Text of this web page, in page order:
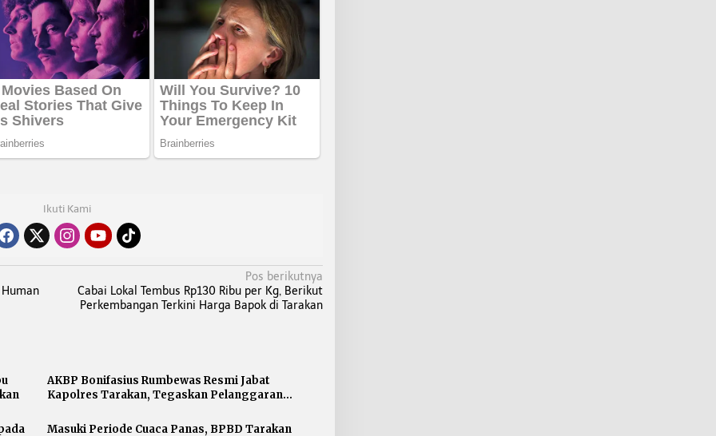
Ikuti Kami
Pos berikutnya
Cabai Lokal Tembus Rp130 Ribu per Kg, Berikut
Perkembangan Terkini Harga Bapok di Tarakan
AKBP Bonifasius Rumbewas Resmi Jabat
Kapolres Tarakan, Tegaskan Pelanggaran
Masuki Periode Cuaca Panas, BPBD Tarakan